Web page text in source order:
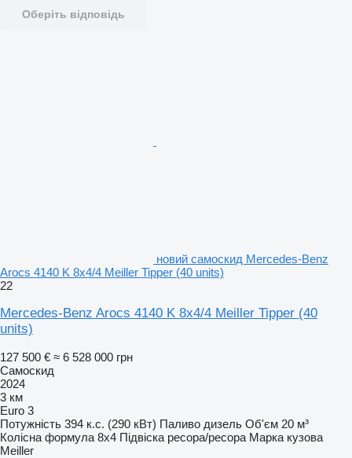
Оберіть відповідь
новий самоскид Mercedes-Benz
Arocs 4140 K 8x4/4 Meiller Tipper (40 units)
22
Mercedes-Benz Arocs 4140 K 8x4/4 Meiller Tipper (40
units)
127 500 € ≈ 6 528 000 грн
Самоскид
2024
3 км
Euro 3
Потужність 394 к.с. (290 кВт) Паливо дизель Об'єм 20 м³
Колісна формула 8x4 Підвіска ресора/ресора Марка кузова
Meiller